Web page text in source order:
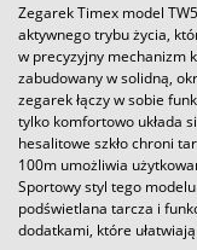
Zegarek Timex model
aktywnego trybu życia,
w precyzyjny mechanizm
zabudowany w solidną,
zegarek łączy w sobie
tylko komfortowo układa
hesalitowe szkło chroni
100m umożliwia
Sportowy styl tego
podświetlana tarcza i
dodatkami, które